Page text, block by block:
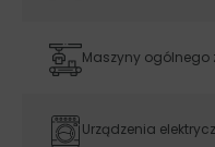
Maszyny ogólnego
Urządzenia